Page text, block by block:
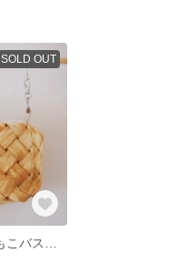
SOLD OUT